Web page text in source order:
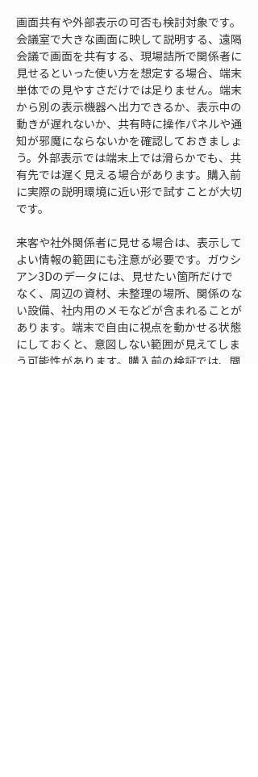
画面共有や外部表示の可否も検討対象です。
会議室で大きな画面に映して説明する、遠隔
会議で画面を共有する、現場詰所で関係者に
見せるといった使い方を想定する場合、端末
単体での見やすさだけでは足りません。端末
から別の表示機器へ出力できるか、表示中の
動きが遅れないか、共有時に操作パネルや通
知が邪魔にならないかを確認しておきましょ
う。外部表示では端末上では滑らかでも、共
有先では遅く見える場合があります。購入前
に実際の説明環境に近い形で試すことが大切
です。
来客や社外関係者に見せる場合は、表示して
よい情報の範囲にも注意が必要です。ガウシ
アン3Dのデータには、見せたい箇所だけで
なく、周辺の資材、未整理の場所、関係のな
い設備、社内用のメモなどが含まれることが
あります。端末で自由に視点を動かせる状態
にしておくと、意図しない範囲が見えてしま
う可能性があります。購入前の検証では、閲